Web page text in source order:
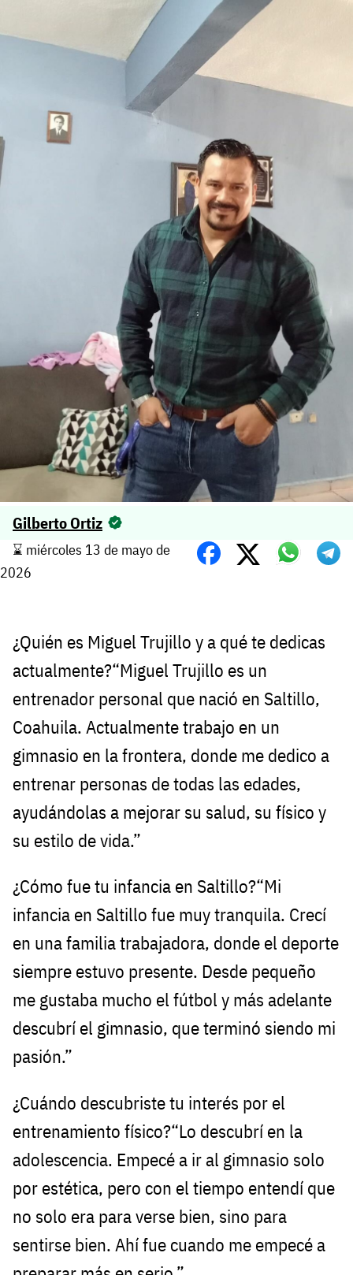
Gilberto Ortiz
⌛️ miércoles 13 de mayo de
2026
¿Quién es Miguel Trujillo y a qué te dedicas
actualmente?“Miguel Trujillo es un
entrenador personal que nació en Saltillo,
Coahuila. Actualmente trabajo en un
gimnasio en la frontera, donde me dedico a
entrenar personas de todas las edades,
ayudándolas a mejorar su salud, su físico y
su estilo de vida.”
¿Cómo fue tu infancia en Saltillo?“Mi
infancia en Saltillo fue muy tranquila. Crecí
en una familia trabajadora, donde el deporte
siempre estuvo presente. Desde pequeño
me gustaba mucho el fútbol y más adelante
descubrí el gimnasio, que terminó siendo mi
pasión.”
¿Cuándo descubriste tu interés por el
entrenamiento físico?“Lo descubrí en la
adolescencia. Empecé a ir al gimnasio solo
por estética, pero con el tiempo entendí que
no solo era para verse bien, sino para
sentirse bien. Ahí fue cuando me empecé a